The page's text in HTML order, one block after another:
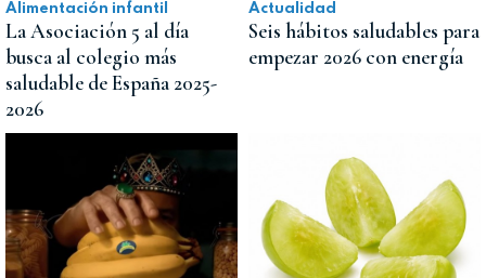
Alimentación infantil
La Asociación 5 al día
busca al colegio más
saludable de España 2025-
2026
Actualidad
Seis hábitos saludables para
empezar 2026 con energía